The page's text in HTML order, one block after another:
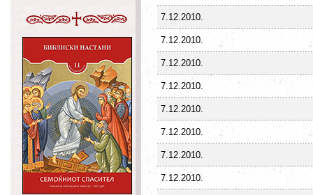
7.12.2010.
7.12.2010.
7.12.2010.
7.12.2010.
7.12.2010.
7.12.2010.
7.12.2010.
7.12.2010.